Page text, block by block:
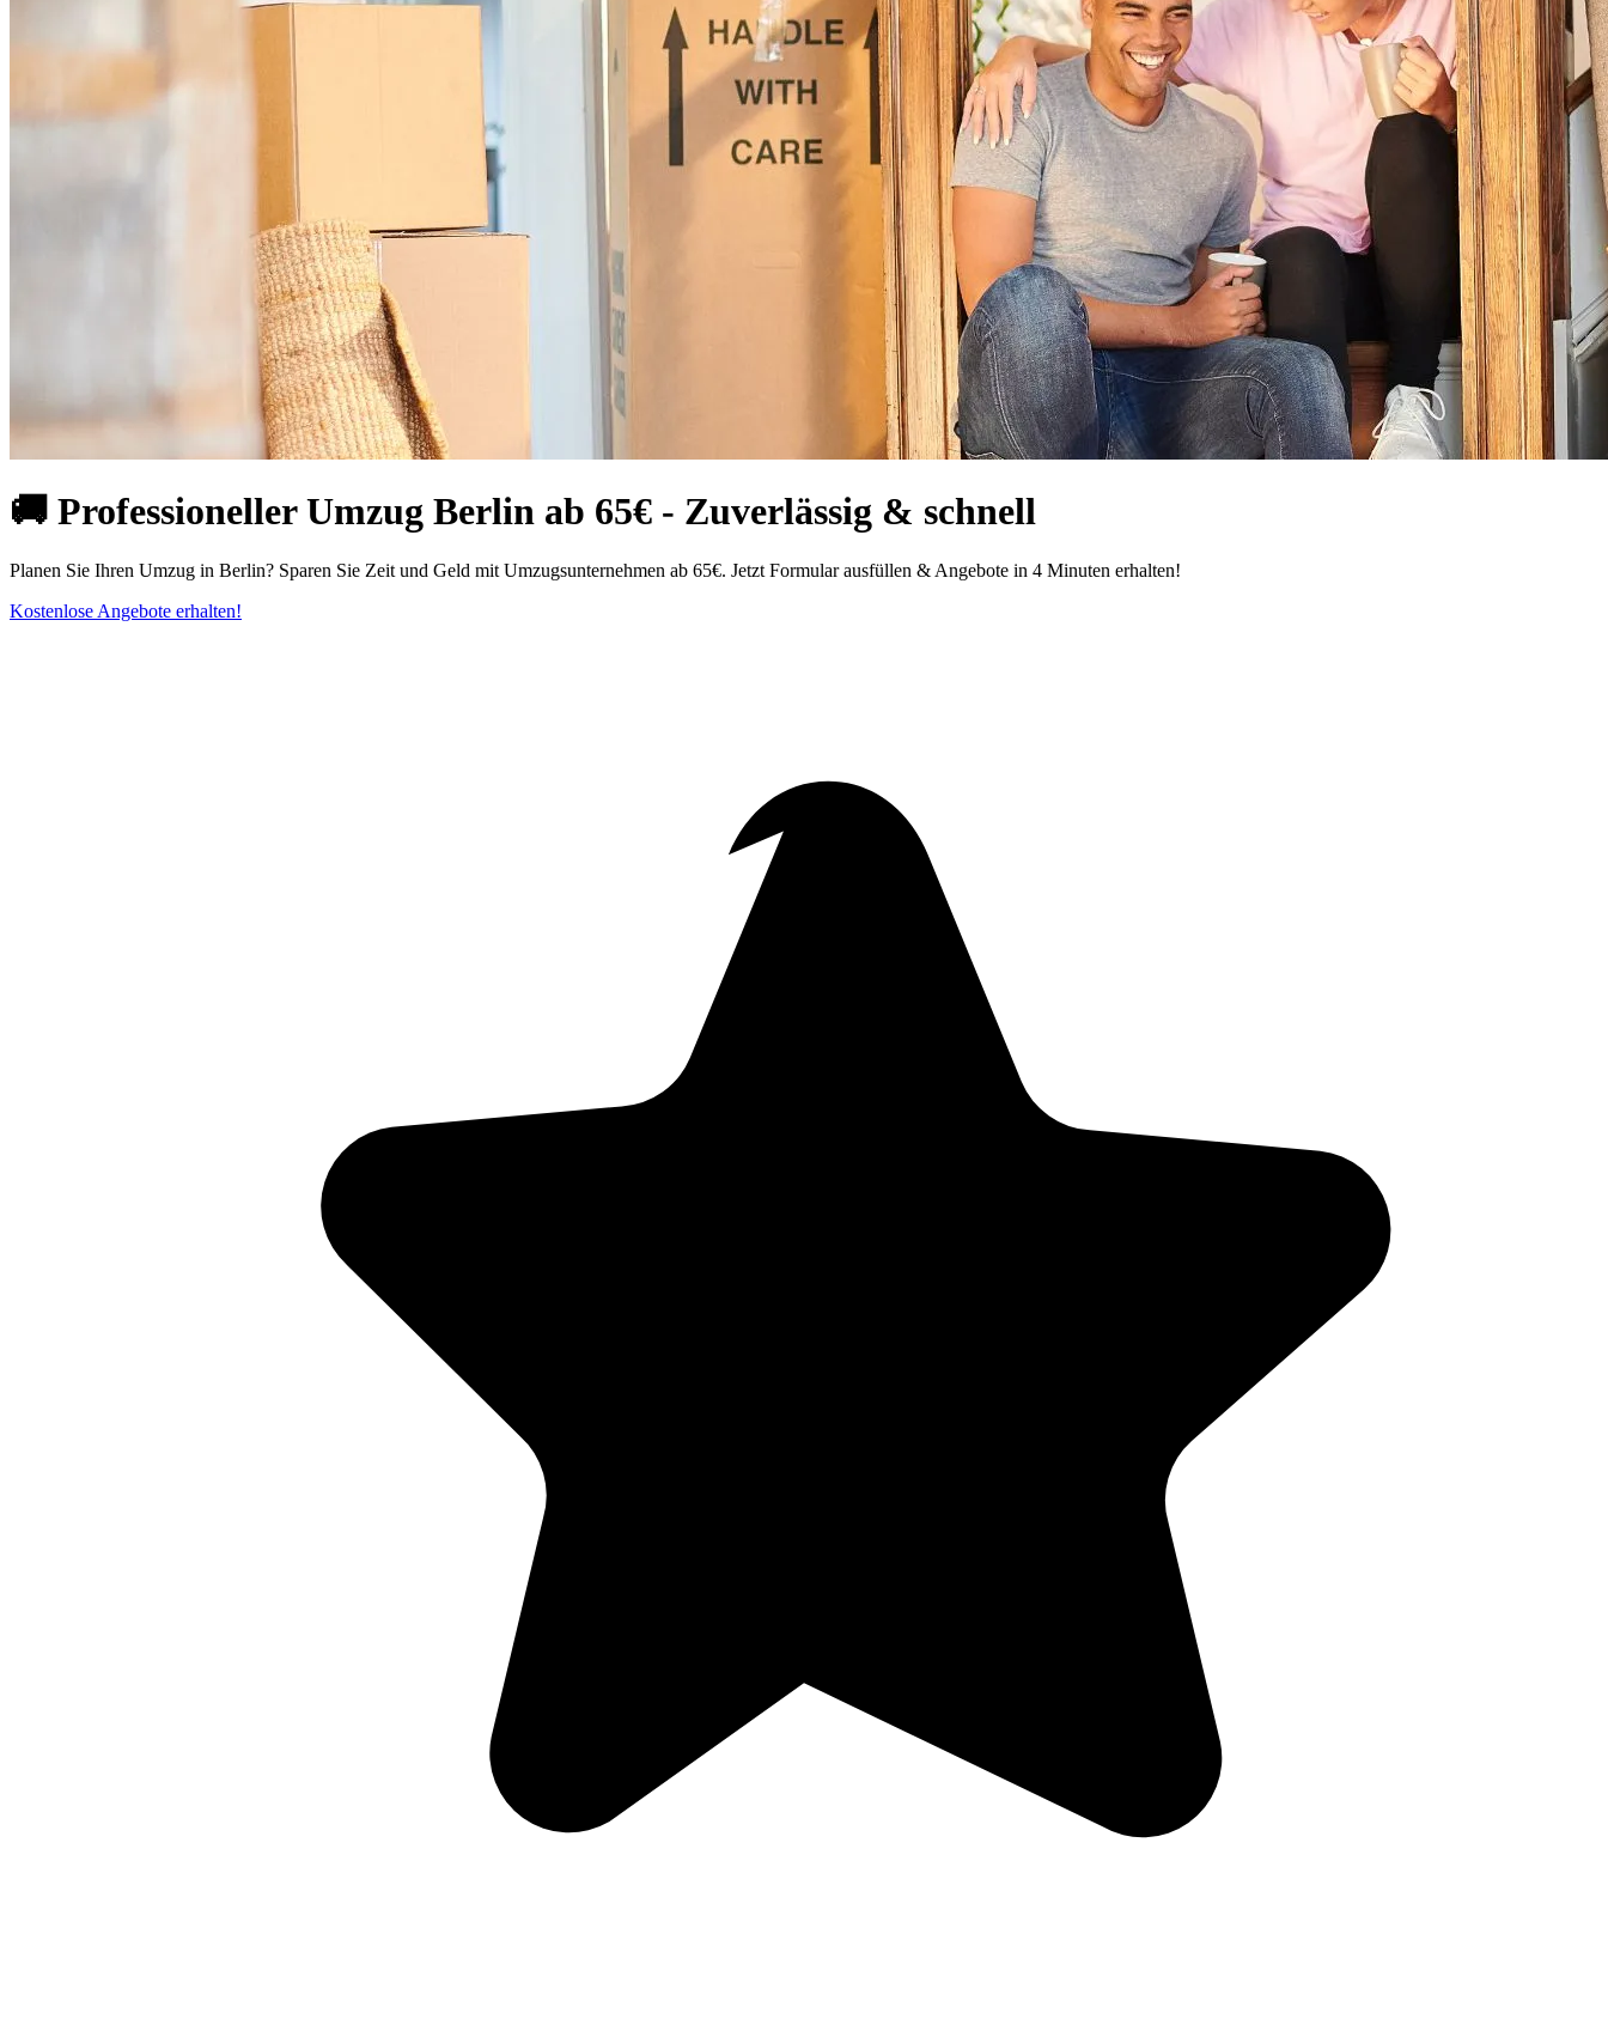
🚚 Professioneller Umzug Berlin ab 65€ - Zuverlässig & schnell
Planen Sie Ihren Umzug in Berlin? Sparen Sie Zeit und Geld mit Umzugsunternehmen ab 65€. Jetzt Formular ausfüllen & Angebote in 4 Minuten erhalten!
Kostenlose Angebote erhalten!